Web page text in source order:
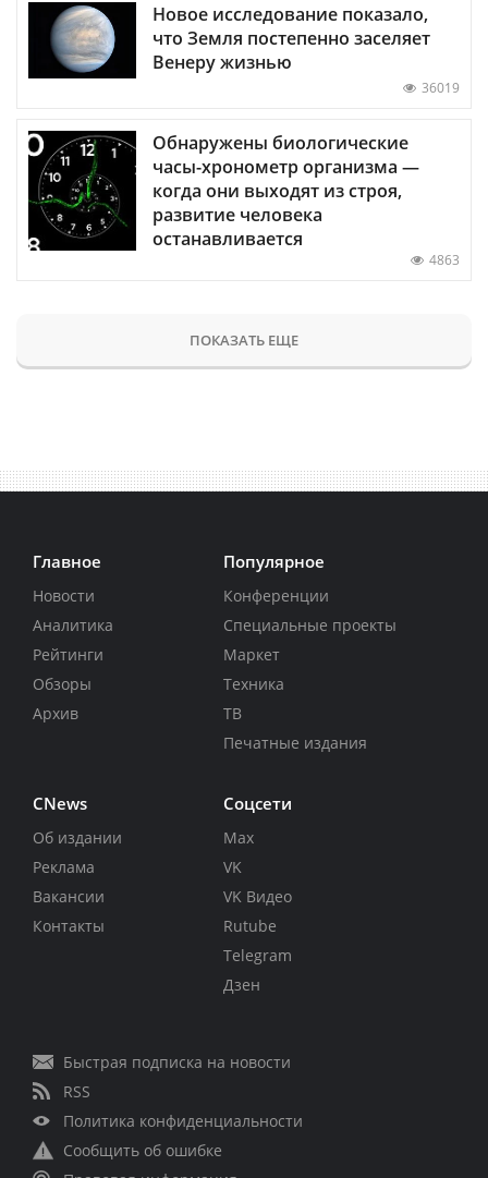
Новое исследование показало,
что Земля постепенно заселяет
Венеру жизнью
36019
Обнаружены биологические
часы-хронометр организма —
когда они выходят из строя,
развитие человека
останавливается
4863
ПОКАЗАТЬ ЕЩЕ
Главное
Новости
Аналитика
Рейтинги
Обзоры
Архив
Популярное
Конференции
Специальные проекты
Маркет
Техника
ТВ
Печатные издания
CNews
Об издании
Реклама
Вакансии
Контакты
Соцсети
Max
VK
VK Видео
Rutube
Telegram
Дзен
Быстрая подписка на новости
RSS
Политика конфиденциальности
Сообщить об ошибке